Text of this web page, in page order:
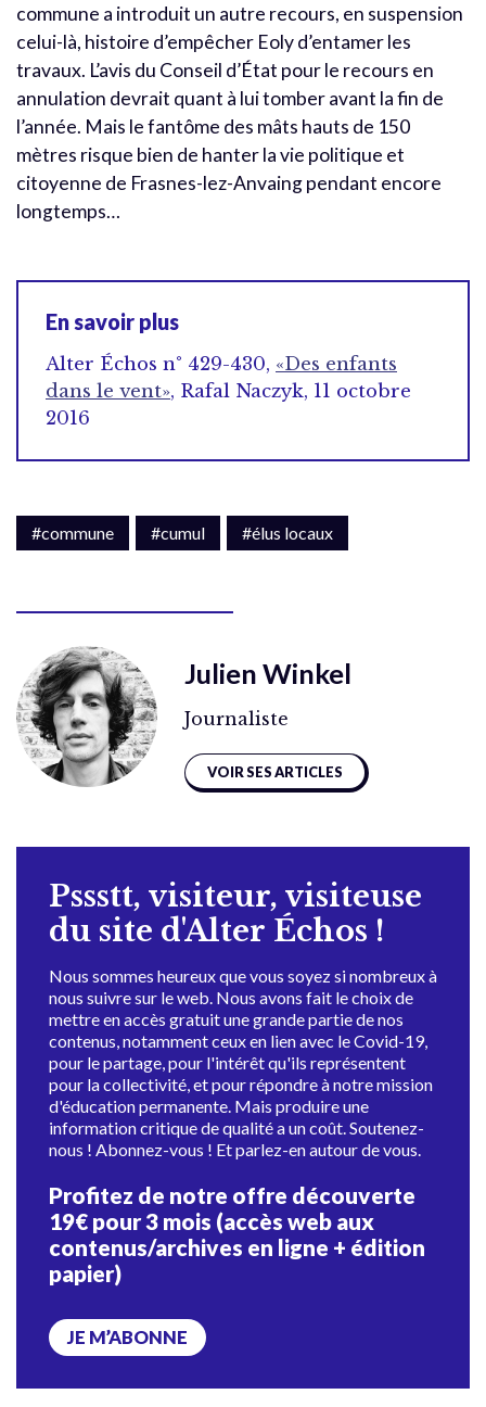
commune a introduit un autre recours, en suspension
celui-là, histoire d’empêcher Eoly d’entamer les
travaux. L’avis du Conseil d’État pour le recours en
annulation devrait quant à lui tomber avant la fin de
l’année. Mais le fantôme des mâts hauts de 150
mètres risque bien de hanter la vie politique et
citoyenne de Frasnes-lez-Anvaing pendant encore
longtemps…
En savoir plus
Alter Échos n° 429-430, «Des enfants
dans le vent», Rafal Naczyk, 11 octobre
2016
#commune #cumul #élus locaux
Julien Winkel
Journaliste
VOIR SES ARTICLES
Pssstt, visiteur, visiteuse
du site d'Alter Échos !
Nous sommes heureux que vous soyez si nombreux à
nous suivre sur le web. Nous avons fait le choix de
mettre en accès gratuit une grande partie de nos
contenus, notamment ceux en lien avec le Covid-19,
pour le partage, pour l'intérêt qu'ils représentent
pour la collectivité, et pour répondre à notre mission
d'éducation permanente. Mais produire une
information critique de qualité a un coût. Soutenez-
nous ! Abonnez-vous ! Et parlez-en autour de vous.
Profitez de notre offre découverte
19€ pour 3 mois (accès web aux
contenus/archives en ligne + édition
papier)
JE M’ABONNE